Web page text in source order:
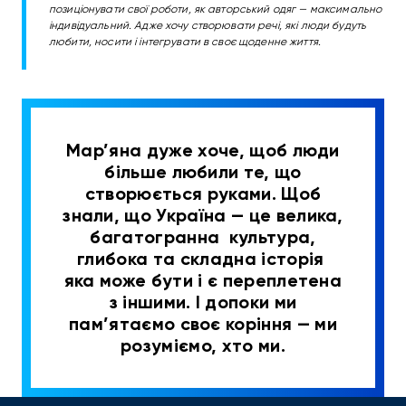
позиціонувати свої роботи, як авторський одяг — максимально
індивідуальний. Адже хочу створювати речі, які люди будуть
любити, носити і інтегрувати в своє щоденне життя.
Мар’яна дуже хоче, щоб люди
більше любили те, що
створюється руками. Щоб
знали, щоУкраїна — це велика,
багатогранна культура,
глибока та складна історія
яка може бути і є переплетена
з іншими. І допоки ми
пам’ятаємо своє коріння — ми
розуміємо, хто ми.